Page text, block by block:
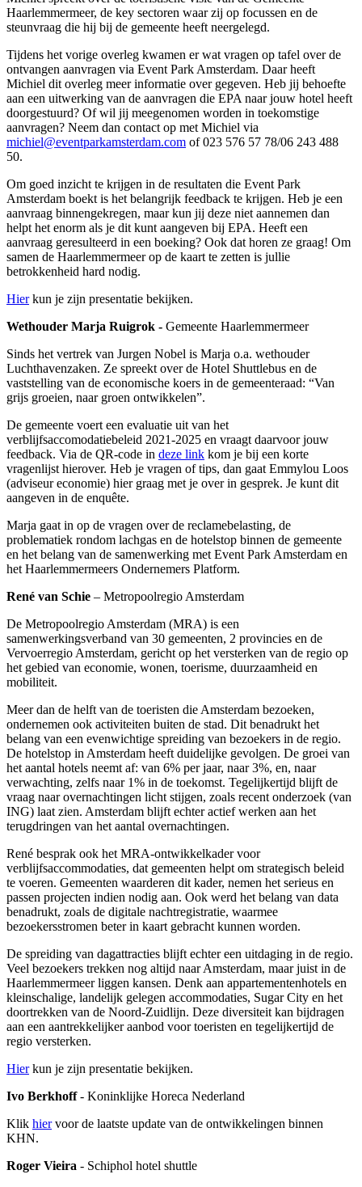
Haarlemmermeer, de key sectoren waar zij op focussen en de
steunvraag die hij bij de gemeente heeft neergelegd.
Tijdens het vorige overleg kwamen er wat vragen op tafel over de
ontvangen aanvragen via Event Park Amsterdam. Daar heeft
Michiel dit overleg meer informatie over gegeven. Heb jij behoefte
aan een uitwerking van de aanvragen die EPA naar jouw hotel heeft
doorgestuurd? Of wil jij meegenomen worden in toekomstige
aanvragen? Neem dan contact op met Michiel via
michiel@eventparkamsterdam.com of 023 576 57 78/06 243 488
50.
Om goed inzicht te krijgen in de resultaten die Event Park
Amsterdam boekt is het belangrijk feedback te krijgen. Heb je een
aanvraag binnengekregen, maar kun jij deze niet aannemen dan
helpt het enorm als je dit kunt aangeven bij EPA. Heeft een
aanvraag geresulteerd in een boeking? Ook dat horen ze graag! Om
samen de Haarlemmermeer op de kaart te zetten is jullie
betrokkenheid hard nodig.
Hierkun je zijn presentatie bekijken.
Wethouder Marja Ruigrok - Gemeente Haarlemmermeer
Sinds het vertrek van Jurgen Nobel is Marja o.a. wethouder
Luchthavenzaken. Ze spreekt over de Hotel Shuttlebus en de
vaststelling van de economische koers in de gemeenteraad: “Van
grijs groeien, naar groen ontwikkelen”.
De gemeente voert een evaluatie uit van het
verblijfsaccomodatiebeleid 2021-2025 en vraagt daarvoor jouw
feedback. Via de QR-code in deze link kom je bij een korte
vragenlijst hierover. Heb je vragen of tips, dan gaat Emmylou Loos
(adviseur economie) hier graag met je over in gesprek. Je kunt dit
aangeven in de enquête.
Marja gaat in op de vragen over de reclamebelasting, de
problematiek rondom lachgas en de hotelstop binnen de gemeente
en het belang van de samenwerking met Event Park Amsterdam en
het Haarlemmermeers Ondernemers Platform.
René van Schie – Metropoolregio Amsterdam
De Metropoolregio Amsterdam (MRA) is een
samenwerkingsverband van 30 gemeenten, 2 provincies en de
Vervoerregio Amsterdam, gericht op het versterken van de regio op
het gebied van economie, wonen, toerisme, duurzaamheid en
mobiliteit.
Meer dan de helft van de toeristen die Amsterdam bezoeken,
ondernemen ook activiteiten buiten de stad. Dit benadrukt het
belang van een evenwichtige spreiding van bezoekers in de regio.
De hotelstop in Amsterdam heeft duidelijke gevolgen. De groei van
het aantal hotels neemt af: van 6% per jaar, naar 3%, en, naar
verwachting, zelfs naar 1% in de toekomst. Tegelijkertijd blijft de
vraag naar overnachtingen licht stijgen, zoals recent onderzoek (van
ING) laat zien. Amsterdam blijft echter actief werken aan het
terugdringen van het aantal overnachtingen.
René besprak ook het MRA-ontwikkelkader voor
verblijfsaccommodaties, dat gemeenten helpt om strategisch beleid
te voeren. Gemeenten waarderen dit kader, nemen het serieus en
passen projecten indien nodig aan. Ook werd het belang van data
benadrukt, zoals de digitale nachtregistratie, waarmee
bezoekersstromen beter in kaart gebracht kunnen worden.
De spreiding van dagattracties blijft echter een uitdaging in de regio.
Veel bezoekers trekken nog altijd naar Amsterdam, maar juist in de
Haarlemmermeer liggen kansen. Denk aan appartementenhotels en
kleinschalige, landelijk gelegen accommodaties, Sugar City en het
doortrekken van de Noord-Zuidlijn. Deze diversiteit kan bijdragen
aan een aantrekkelijker aanbod voor toeristen en tegelijkertijd de
regio versterken.
Hierkun je zijn presentatie bekijken.
Ivo Berkhoff- Koninklijke Horeca Nederland
Klik hiervoor de laatste update van de ontwikkelingen binnen
KHN.
Roger Vieira - Schiphol hotel shuttle